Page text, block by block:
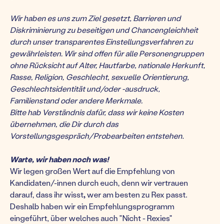
Wir haben es uns zum Ziel gesetzt, Barrieren und
Diskriminierung zu beseitigen und Chancengleichheit
durch unser transparentes Einstellungsverfahren zu
gewährleisten. Wir sind offen für alle Personengruppen
ohne Rücksicht auf Alter, Hautfarbe, nationale Herkunft,
Rasse, Religion, Geschlecht, sexuelle Orientierung,
Geschlechtsidentität und/oder -ausdruck,
Familienstand oder andere Merkmale.
Bitte hab Verständnis dafür, dass wir keine Kosten
übernehmen, die Dir durch das
Vorstellungsgespräch/Probearbeiten entstehen.
Warte, wir haben noch was!
Wir legen großen Wert auf die Empfehlung von
Kandidaten/-innen durch euch, denn wir vertrauen
darauf, dass ihr wisst,wer am besten zu Rex passt.
Deshalb haben wir ein Empfehlungsprogramm
eingeführt, über welches auch "Nicht - Rexies"